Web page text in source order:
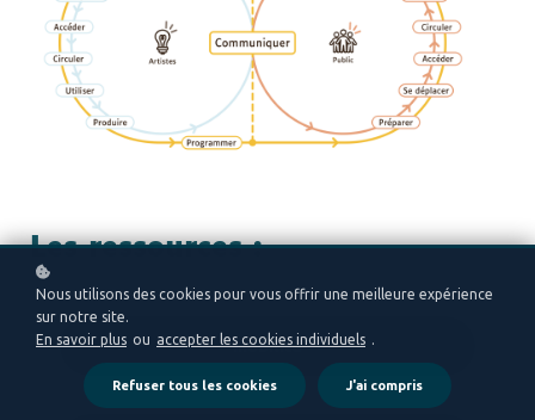
Les ressources :
mobilité
Nous utilisons des cookies pour vous offrir une meilleure expérience
sur notre site.
En savoir plus ou accepter les cookies individuels .
Refuser tous les cookies J'ai compris